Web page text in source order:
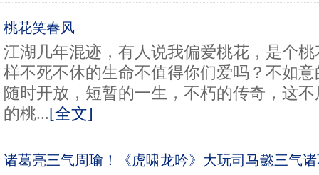
桃花笑春风
江湖几年混迹，有人说我偏爱桃花，是个
样不死不休的生命不值得你们爱吗？不如
随时开放，短暂的一生，不朽的传奇，这
的桃...[全文]
诸葛亮三气周瑜！《虎啸龙吟》大玩司马懿三气